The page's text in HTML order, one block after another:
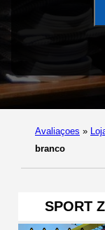
Avaliaçoes »
branco
SPORT